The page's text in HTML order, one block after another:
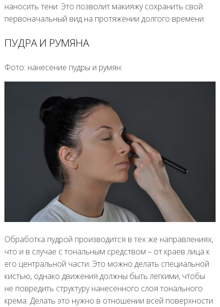
наносить тени. Это позволит макияжу сохранить свой
первоначальный вид на протяжении долгого времени.
ПУДРА И РУМЯНА
Фото: нанесение пудры и румян:
Обработка пудрой производится в тех же направлениях,
что и в случае с тональным средством – от краев лица к
его центральной части. Это можно делать специальной
кистью, однако движения должны быть легкими, чтобы
не повредить структуру нанесенного слоя тонального
крема. Делать это нужно в отношении всей поверхности